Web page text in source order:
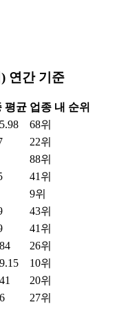
연간 기준
평균 업종 내 순위
68위
22위
88위
41위
9위
43위
41위
26위
10위
20위
27위